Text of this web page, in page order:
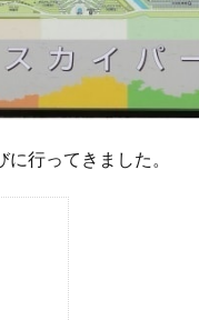
行ってきました。